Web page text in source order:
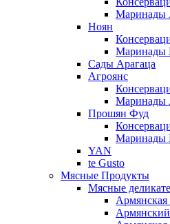
Маринады
Ноян
Маринады
Сады Арагаца
Агроянс
Маринады
Прошян Фуд
Маринады
YAN
te Gusto
Мясные Продукты
Мясные
Армянская